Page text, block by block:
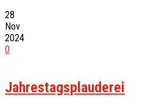
28
Nov
2024
0
Jahrestagsplauderei